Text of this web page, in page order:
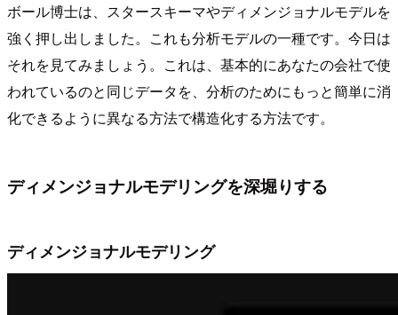
ボール博士は、スタースキーマやディメンジョナルモデルを
強く押し出しました。これも分析モデルの一種です。今日は
それを見てみましょう。これは、基本的にあなたの会社で使
われているのと同じデータを、分析のためにもっと簡単に消
化できるように異なる方法で構造化する方法です。
ディメンジョナルモデリングを深堀りする
ディメンジョナルモデリング